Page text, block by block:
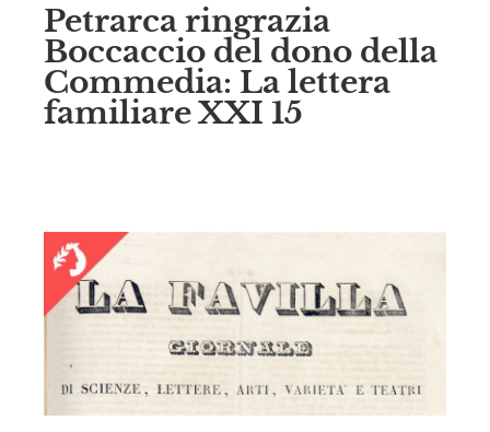
Petrarca ringrazia
Boccaccio del dono della
Commedia: La lettera
familiare XXI 15